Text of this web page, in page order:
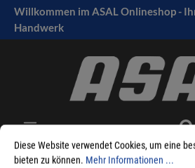
springen
Willkommen im ASAL Onlineshop -
Handwerk
Diese Website verwendet Cookies, um eine
bieten zu können. Mehr Informationen ...